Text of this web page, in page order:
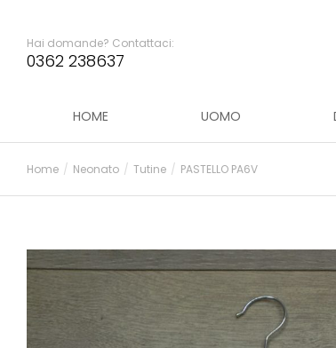
Hai domande? Contattaci:
0362 238637
HOME UOMO
Tu sei qui:
Home Neonato Tutine PASTELLO PA6V